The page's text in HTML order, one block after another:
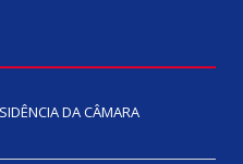
DA CÂMARA